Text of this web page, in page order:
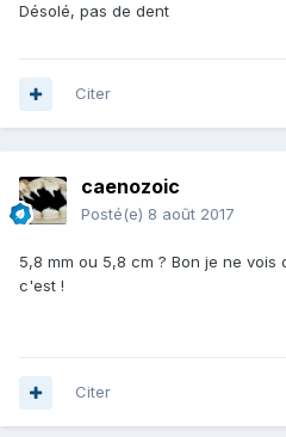
Désolé, pas de dent
Citer
caenozoic
Posté(e) 8 août 2017
5,8 mm ou 5,8 cm ? Bon je ne
c'est !
Citer